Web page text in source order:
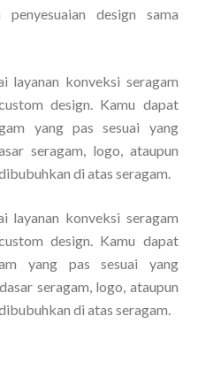
design sama
layanan konveksi seragam
design. Kamu dapat
yang pas sesuai yang
seragam, logo, ataupun
di atas seragam.
layanan konveksi seragam
design. Kamu dapat
yang pas sesuai yang
seragam, logo, ataupun
di atas seragam.